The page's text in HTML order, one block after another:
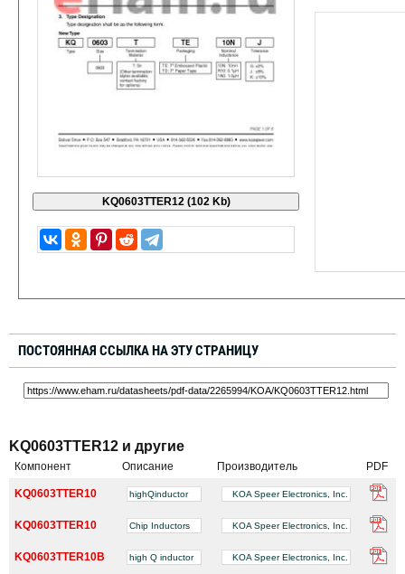
ПОСТОЯННАЯ ССЫЛКА НА ЭТУ СТРАНИЦУ
KQ0603TTER12 и другие
Компонент Описание Производитель PDF
KQ0603TTER10 highQinductor KOA Speer Electronics, Inc.
KQ0603TTER10 Chip Inductors KOA Speer Electronics, Inc.
KQ0603TTER10B high Q inductor KOA Speer Electronics, Inc.